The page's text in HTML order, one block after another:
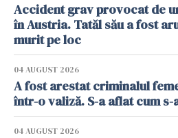
Accident grav provocat de
în Austria. Tatăl său a fost
murit pe loc
04 AUGUST 2026
A fost arestat criminalul
într-o valiză. S-a aflat cum
04 AUGUST 2026